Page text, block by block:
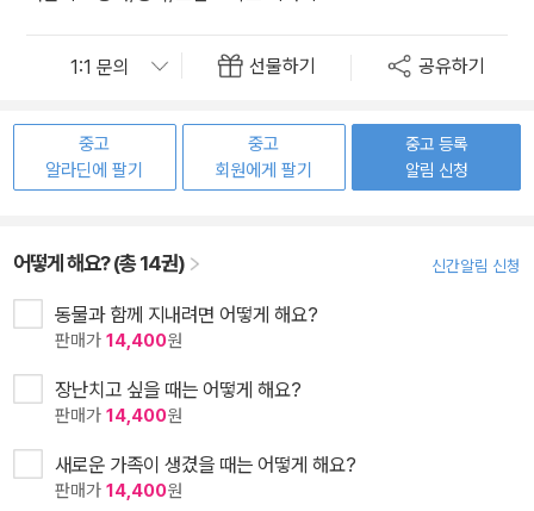
선물하기 공유하기
중고
알라딘에 팔기
중고
회원에게 팔기
중고 등록
알림 신청
어떻게 해요? (총 14권) 신간알림 신청
동물과 함께 지내려면 어떻게 해요?
판매가 14,400원
장난치고 싶을 때는 어떻게 해요?
판매가 14,400원
새로운 가족이 생겼을 때는 어떻게 해요?
판매가 14,400원